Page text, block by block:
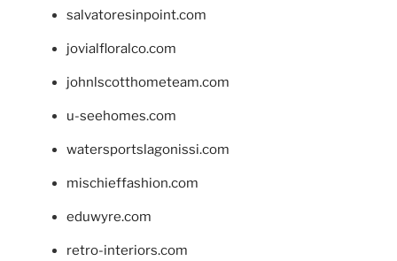
salvatoresinpoint.com
jovialfloralco.com
johnlscotthometeam.com
u-seehomes.com
watersportslagonissi.com
mischieffashion.com
eduwyre.com
retro-interiors.com